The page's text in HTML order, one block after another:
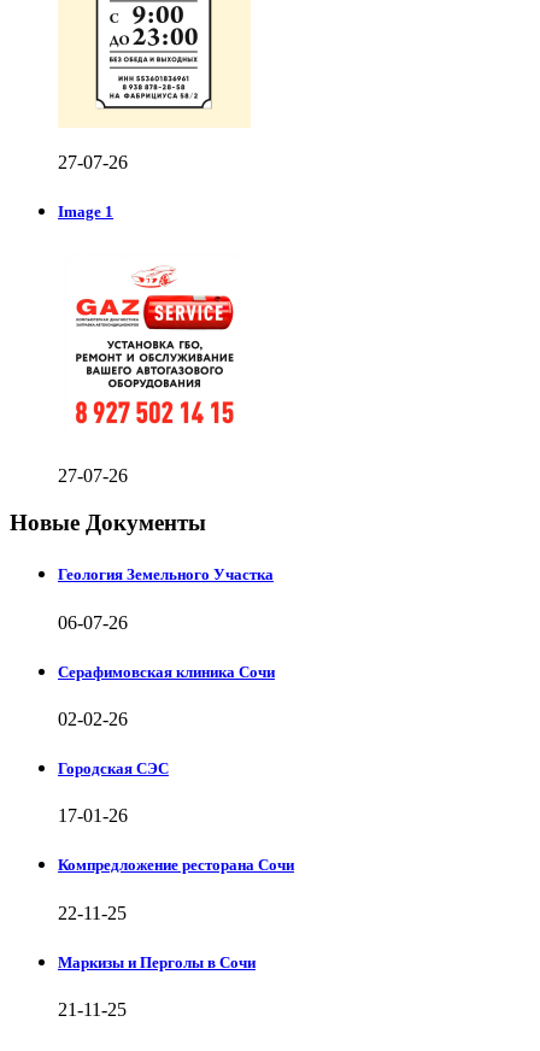
27-07-26
Image 1
27-07-26
Новые Документы
Геология Земельного Участка
06-07-26
Серафимовская клиника Сочи
02-02-26
Городская СЭС
17-01-26
Компредложение ресторана Сочи
22-11-25
Маркизы и Перголы в Сочи
21-11-25